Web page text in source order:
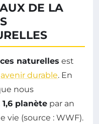
DE LA
naturelles est
avenir durable. En
nous
1,6 planète par an
vie (source : WWF).